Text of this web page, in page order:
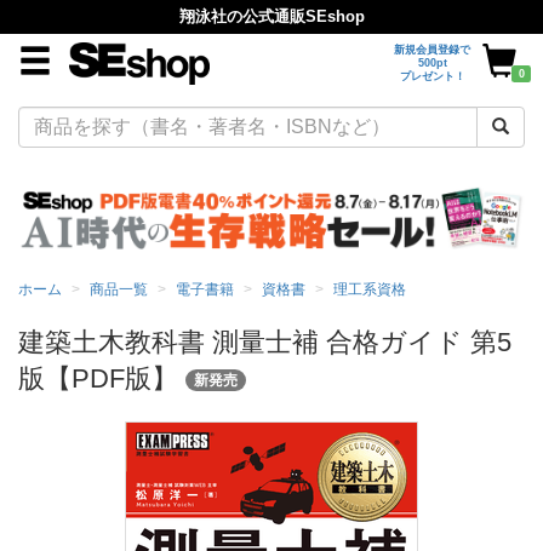
翔泳社の公式通販SEshop
新規会員登録で
500pt
プレゼント！
0
ホーム 商品一覧 電子書籍 資格書 理工系資格
建築土木教科書 測量士補 合格ガイド 第5
版【PDF版】
新発売